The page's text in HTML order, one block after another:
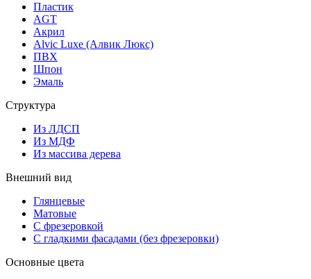
Пластик
AGT
Акрил
Alvic Luxe (Алвик Люкс)
ПВХ
Шпон
Эмаль
Структура
Из ЛДСП
Из МДФ
Из массива дерева
Внешний вид
Глянцевые
Матовые
С фрезеровкой
С гладкими фасадами (без фрезеровки)
Основные цвета